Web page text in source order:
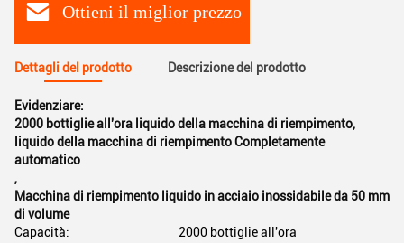
Ottieni il miglior prezzo
Dettagli del prodotto Descrizione del prodotto
Evidenziare:
2000 bottiglie all'ora liquido della macchina di riempimento,
liquido della macchina di riempimento Completamente
automatico
,
Macchina di riempimento liquido in acciaio inossidabile da 50 mm
di volume
Capacità:
2000 bottiglie all'ora